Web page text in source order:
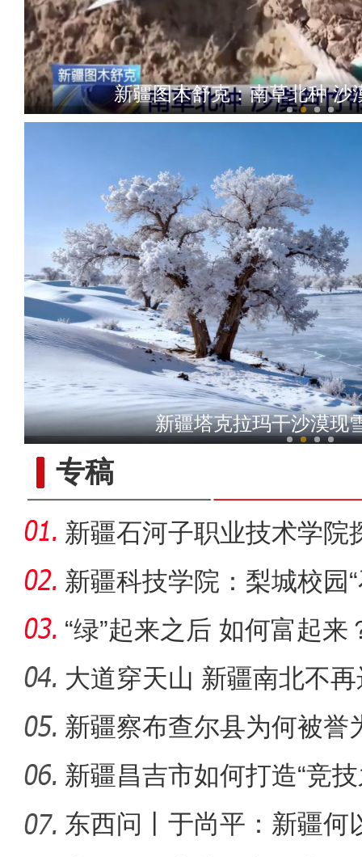
新疆图木舒克：南草北种 沙
新疆铁门关：迎数千只灰鹤
新疆4000亩沙漠盐
新疆塔克拉玛干沙漠现
专稿
新疆石河子职业技术学院
同体意
新疆科技学院：梨城校园
绘“同心
“绿”起来之后 如何富起来
大道穿天山 新疆南北不
新疆察布查尔县为何被誉
新疆昌吉市如何打造“竞
东西问丨于尚平：新疆何